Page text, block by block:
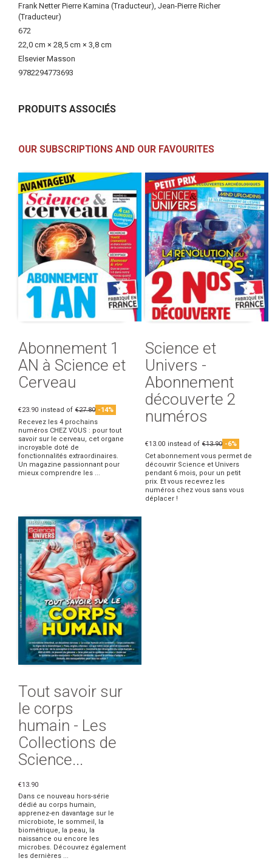
Information
Frank Netter Pierre Kamina (Traducteur), Jean-Pierre Richer
(Traducteur)
672
22,0 cm × 28,5 cm × 3,8 cm
Elsevier Masson
9782294773693
PRODUITS ASSOCIÉS
OUR SUBSCRIPTIONS AND OUR FAVOURITES
Abonnement 1
AN à Science et
Cerveau
€23.90 instead of €27.80 -14%
Recevez les 4 prochains
numéros CHEZ VOUS : pour tout
savoir sur le cerveau, cet organe
incroyable doté de
fonctionnalités extraordinaires.
Un magazine passionnant pour
mieux comprendre les ...
Science et
Univers -
Abonnement
découverte 2
numéros
€13.00 instead of €13.90 -6%
Cet abonnement vous permet de
découvrir Science et Univers
pendant 6 mois, pour un petit
prix. Et vous recevrez les
numéros chez vous sans vous
déplacer !
Tout savoir sur
le corps
humain - Les
Collections de
Science...
€13.90
Dans ce nouveau hors-série
dédié au corps humain,
apprenez-en davantage sur le
microbiote, le sommeil, la
biométrique, la peau, la
naissance ou encore les
microbes. Découvrez également
les dernières ...